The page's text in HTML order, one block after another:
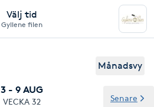
Välj tid
Gyllene filen
Månadsvy
3 - 9 AUG
VECKA 32 Senare